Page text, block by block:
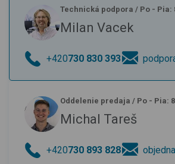
Technická podpora / Po - Pia:
Milan Vacek
+420730 830 393
Oddelenie predaja / Po - Pia:
Michal Tareš
+420730 893 828